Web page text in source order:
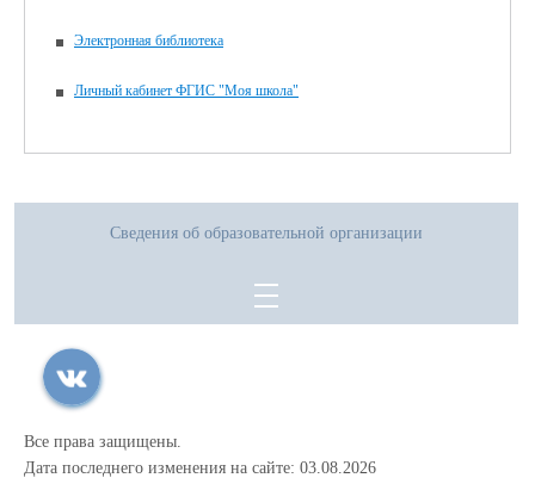
Электронная библиотека
Личный кабинет ФГИС "Моя школа"
Сведения об образовательной организации
Все права защищены.
Дата последнего изменения на сайте: 03.08.2026